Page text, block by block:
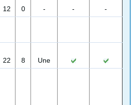
12 0 - - -
22 8 Une